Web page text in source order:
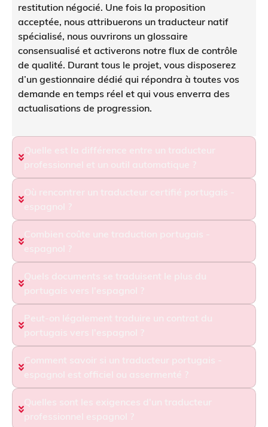
restitution négocié. Une fois la proposition
acceptée, nous attribuerons un traducteur natif
spécialisé, nous ouvrirons un glossaire
consensualisé et activerons notre flux de contrôle
de qualité. Durant tous le projet, vous disposerez
d’un gestionnaire dédié qui répondra à toutes vos
demande en temps réel et qui vous enverra des
actualisations de progression.
Quelle est la différence entre un traducteur
professionnel et un outil automatique ?
Où rencontrer un traducteur certifié portugais -
espagnol ?
Combien coûte une traduction portugais -
espagnol ?
Quels documents se traduisent le plus du
portugais vers l'espagnol ?
Peut-on légalement traduire un contrat du
portugais vers l'espagnol ?
Comment savoir si un traducteur portugais -
espagnol est officiel ou assermenté ?
Quelles sont les exigences d'un traducteur
professionnel espagnol ?